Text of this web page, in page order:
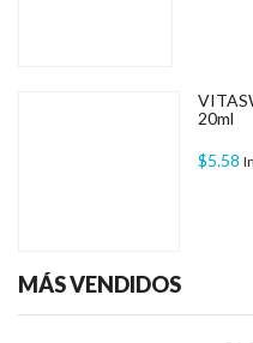
20ml
$5.58
MÁS VENDIDOS